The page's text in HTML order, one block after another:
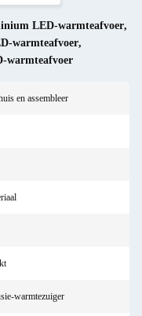
LED-warmteafvoer,
warmteafvoer,
warmteafvoer
en assembleer
warmtezuiger